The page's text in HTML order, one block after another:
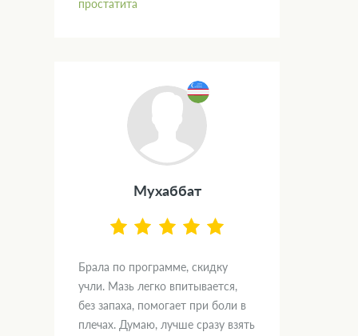
простатита
Мухаббат
Брала по программе, скидку
учли. Мазь легко впитывается,
без запаха, помогает при боли в
плечах. Думаю, лучше сразу взять